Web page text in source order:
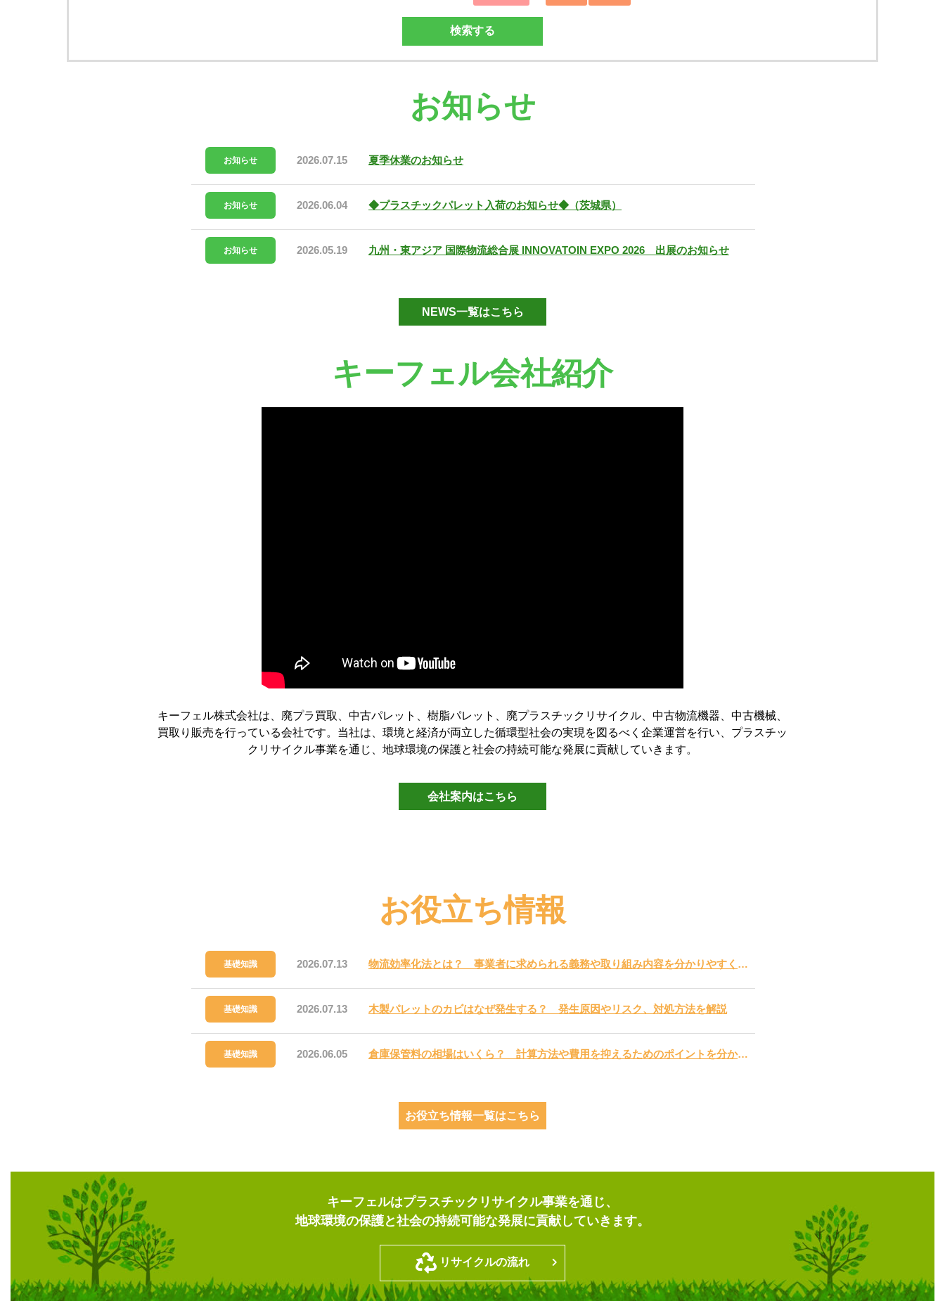
お知らせ
お知らせ 2026.07.15 夏季休業のお知らせ
お知らせ 2026.06.04 ◆プラスチックパレット入荷のお知らせ◆（茨城県）
お知らせ 2026.05.19 九州・東アジア 国際物流総合展 INNOVATOIN EXPO 2026 出展のお知らせ
NEWS一覧はこちら
キーフェル会社紹介
キーフェル株式会社は、廃プラ買取、中古パレット、樹脂パレット、廃プラスチックリサイクル、中古物流機器、中古機械、
買取り販売を行っている会社です。当社は、環境と経済が両立した循環型社会の実現を図るべく企業運営を行い、プラスチッ
クリサイクル事業を通じ、地球環境の保護と社会の持続可能な発展に貢献していきます。
会社案内はこちら
お役立ち情報
基礎知識 2026.07.13 物流効率化法とは？ 事業者に求められる義務や取り組み内容を分かりやすく解説
基礎知識 2026.07.13 木製パレットのカビはなぜ発生する？ 発生原因やリスク、対処方法を解説
基礎知識 2026.06.05 倉庫保管料の相場はいくら？ 計算方法や費用を抑えるためのポイントを分かりやすく解説
お役立ち情報一覧はこちら
キーフェルはプラスチックリサイクル事業を通じ、
地球環境の保護と社会の持続可能な発展に貢献していきます。
リサイクルの流れ